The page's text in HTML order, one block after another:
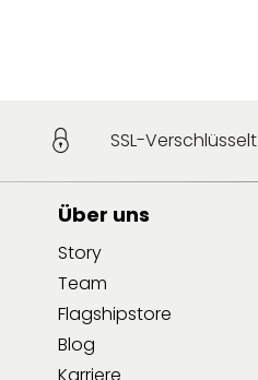
SSL-Verschlüsselt
Über uns
Story
Team
Flagshipstore
Blog
Karriere